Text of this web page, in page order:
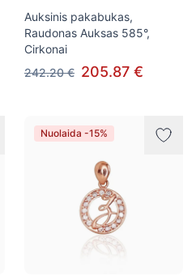
Auksinis pakabukas,
Raudonas Auksas 585°,
Cirkonai
242.20 € 205.87 €
Nuolaida -15%